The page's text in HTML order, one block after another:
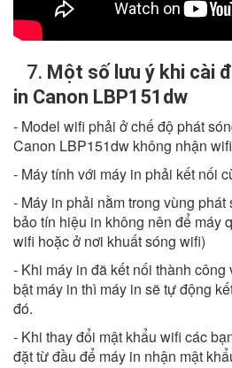
7. Một số lưu ý khi cài
in Canon LBP151dw
- Model wifi phải ở chế độ phát
Canon LBP151dw không nhận
- Máy tính với máy in phải kết nối
- Máy in phải nằm trong vùng
bảo tín hiệu in không nên để máy
wifi hoặc ở nơi khuất sóng wifi)
- Khi máy in đã kết nối thành
bật máy in thì máy in sẽ tự động
đó.
- Khi thay đổi mật khẩu wifi các
đặt từ đầu để máy in nhận mật